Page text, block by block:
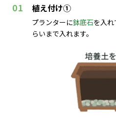
01 植え付け①
プランターに鉢底石を入れ
らいまで入れます。